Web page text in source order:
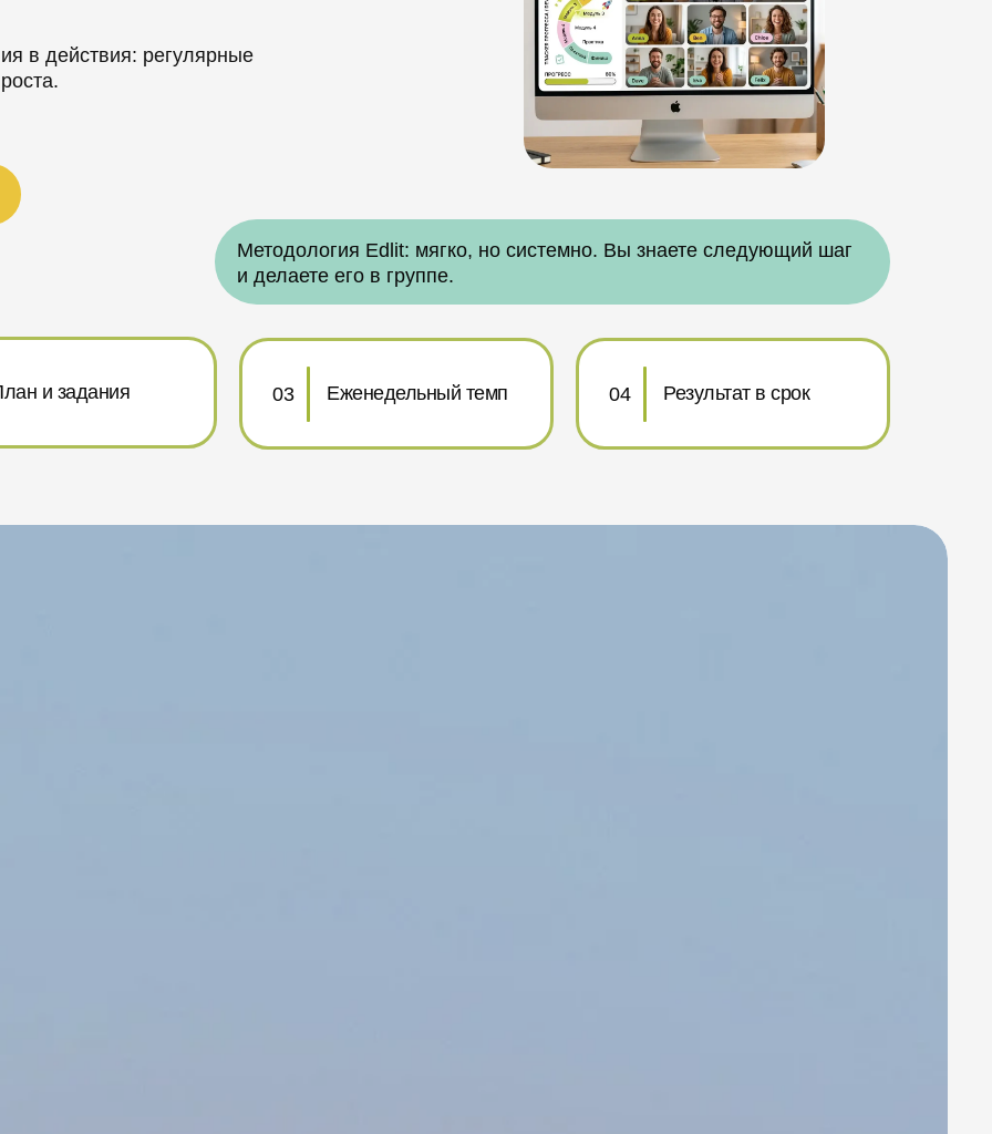
в действия: регулярные
Старт за 10–20 минут
04 Результат в срок
03 Еженедельный темп
и задания
Методология Edlit: мягко, но системно. Вы знаете следующий шаг
и делаете его в группе.